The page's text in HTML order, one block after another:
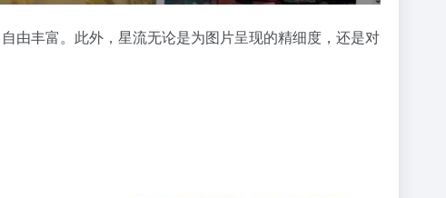
由丰富。此外，星流无论是为图片呈现的精细度，还是对